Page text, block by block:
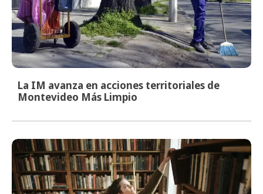
La IM avanza en acciones territoriales de
Montevideo Más Limpio